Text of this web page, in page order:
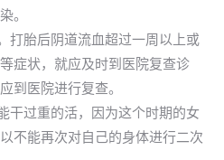
。
打胎后阴道流血超过一周以上或
症状，就应及时到医院复查诊
到医院进行复查。
干过重的活，因为这个时期的女
不能再次对自己的身体进行二次